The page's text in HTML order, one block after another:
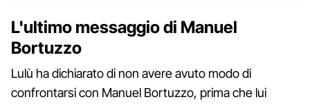
L'ultimo messaggio di Manuel
Bortuzzo
Lulù ha dichiarato di non avere avuto modo di
confrontarsi con Manuel Bortuzzo, prima che lui